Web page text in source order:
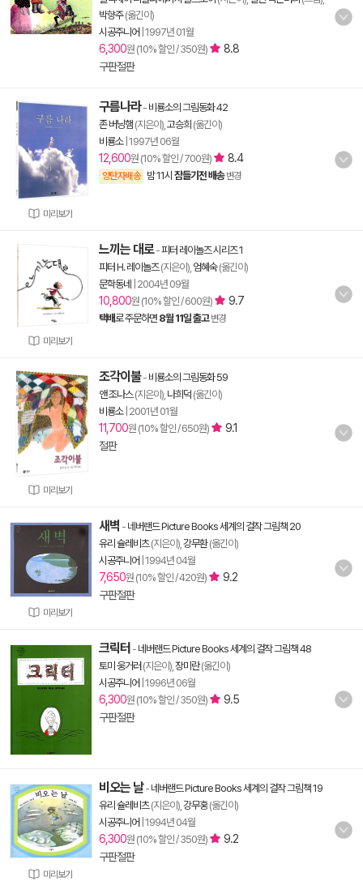
박향주(옮긴이)
시공주니어 1997년 01월
6,300원 (10% 할인 / 350원)
8.8
구판절판
미리보기
구름나라- 비룡소의 그림동화 42
존 버닝햄 (지은이), 고승희 (옮긴이)
비룡소| 1997년 06월
12,600원 (10% 할인 / 700원) 8.4
양탄자배송 밤 11시 잠들기전 배송 변경
미리보기
느끼는 대로-피터 레이놀즈 시리즈 1
피터 H. 레이놀즈(지은이), 엄혜숙(옮긴이)
문학동네
2004년 09월
10,800원 (10% 할인 / 600원) 9.7
택배로 주문하면 8월 11일 출고 변경
미리보기
조각이불- 비룡소의 그림동화 59
앤 조나스(지은이), 나희덕 (옮긴이)
비룡소| 2001년 01월
11,700원 (10% 할인 / 650원)
9.1
절판
미리보기
새벽 - 네버랜드 Picture Books 세계의 걸작 그림책 20
유리 슐레비츠(지은이), 강무환(옮긴이)
시공주니어 1994년 04월
7,650원 (10% 할인 / 420원)
9.2
구판절판
크릭터 - 네버랜드 Picture Books 세계의 걸작 그림책 48
토미 웅거러 (지은이), 장미란(옮긴이)
시공주니어 1996년 06월
6,300원 (10% 할인 / 350원)
9.5
구판절판
미리보기
비오는 날- 네버랜드 Picture Books 세계의 걸작 그림책 19
유리 슐레비츠(지은이), 강무홍(옮긴이)
시공주니어 1994년 04월
6,300원 (10% 할인 / 350원)
9.2
구판절판